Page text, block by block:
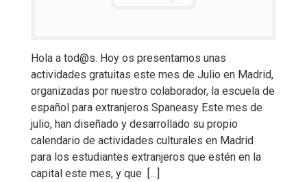
Hola a tod@s. Hoy os presentamos unas
actividades gratuitas este mes de Julio en Madrid,
organizadas por nuestro colaborador, la escuela de
español para extranjeros Spaneasy Este mes de
julio, han diseñado y desarrollado su propio
calendario de actividades culturales en Madrid
para los estudiantes extranjeros que estén en la
capital este mes, y que […]